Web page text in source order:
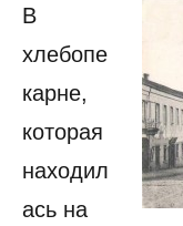
В
хлебопе
карне,
которая
находил
ась на